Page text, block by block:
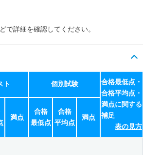
詳細を確認してください。
ト 個別試験
合格最低点・
合格平均点・
満点に関する
補足
表の見方
満点
合格
最低点
合格
平均点
満点